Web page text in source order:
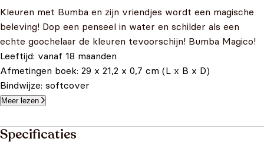
Kleuren met Bumba en zijn vriendjes wordt een magische
beleving! Dop een penseel in water en schilder als een
echte goochelaar de kleuren tevoorschijn! Bumba Magico!
Leeftijd: vanaf 18 maanden
Afmetingen boek: 29 x 21,2 x 0,7 cm (L x B x D)
Bindwijze: softcover
Meer lezen
Specificaties